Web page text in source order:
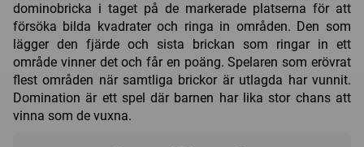
dominobricka i taget på de markerade platserna för att
försöka bilda kvadrater och ringa in områden. Den som
lägger den fjärde och sista brickan som ringar in ett
område vinner det och får en poäng. Spelaren som erövrat
flest områden när samtliga brickor är utlagda har vunnit.
Domination är ett spel där barnen har lika stor chans att
vinna som de vuxna.